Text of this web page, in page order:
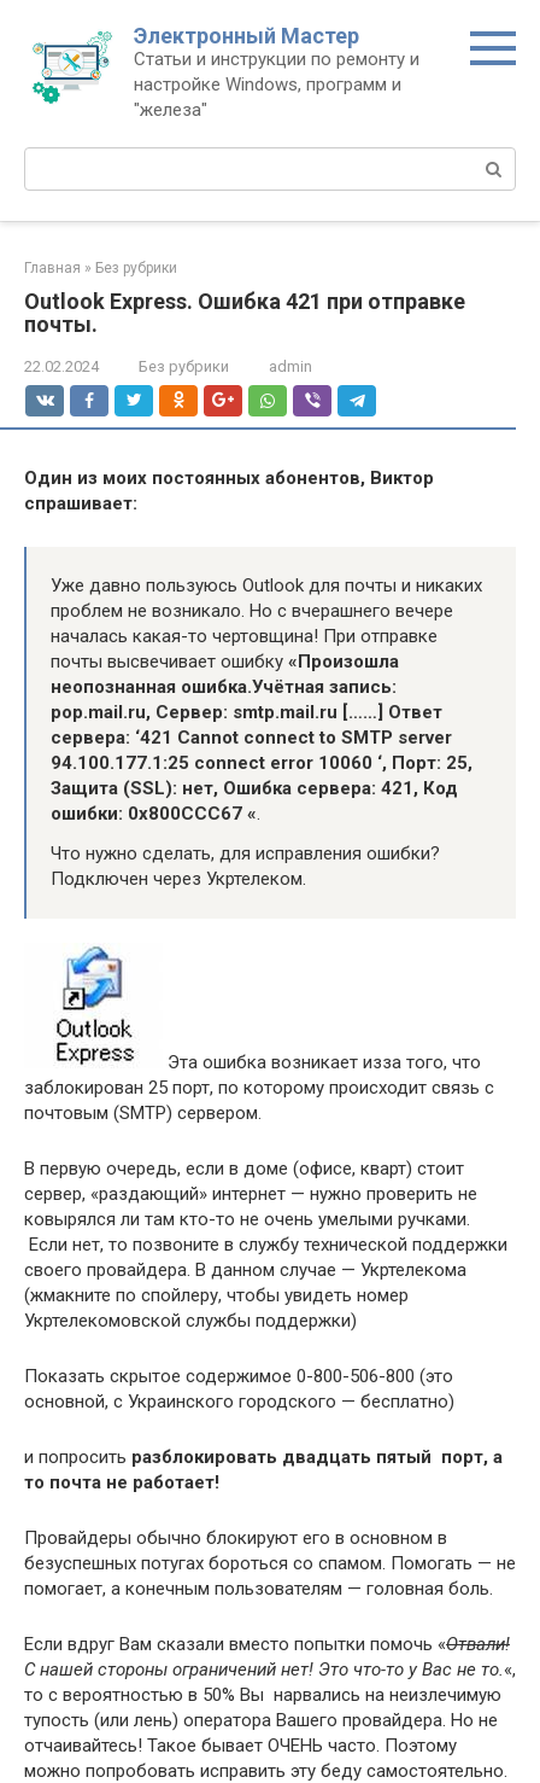
контенту
Электронный Мастер
Статьи и инструкции по ремонту и
настройке Windows, программ и
"железа"
Поиск:
Главная » Без рубрики
Outlook Express. Ошибка 421 при отправке
почты.
22.02.2024 Без рубрики admin
Один из моих постоянных абонентов, Виктор
спрашивает:
Уже давно пользуюсь Outlook для почты и никаких
проблем не возникало. Но с вчерашнего вечере
началась какая-то чертовщина! При отправке
почты высвечивает ошибку «Произошла
неопознанная ошибка.Учётная запись:
pop.mail.ru, Сервер: smtp.mail.ru [……] Ответ
сервера: ‘421 Cannot connect to SMTP server
94.100.177.1:25 connect error 10060 ‘, Порт: 25,
Защита (SSL): нет, Ошибка сервера: 421, Код
ошибки: 0x800ССС67 «.
Что нужно сделать, для исправления ошибки?
Подключен через Укртелеком.
Эта ошибка возникает изза того, что
заблокирован 25 порт, по которому происходит связь с
почтовым (SMTP) сервером.
В первую очередь, если в доме (офисе, кварт) стоит
сервер, «раздающий» интернет — нужно проверить не
ковырялся ли там кто-то не очень умелыми ручками.
Если нет, то позвоните в службу технической поддержки
своего провайдера. В данном случае — Укртелекома
(жмакните по спойлеру, чтобы увидеть номер
Укртелекомовской службы поддержки)
Показать скрытое содержимое 0-800-506-800 (это
основной, с Украинского городского — бесплатно)
и попросить разблокировать двадцать пятый порт, а
то почта не работает!
Провайдеры обычно блокируют его в основном в
безуспешных потугах бороться со спамом. Помогать — не
помогает, а конечным пользователям — головная боль.
Если вдруг Вам сказали вместо попытки помочь «Отвали!
С нашей стороны ограничений нет! Это что-то у Вас не то.«,
то с вероятностью в 50% Вы нарвались на неизлечимую
тупость (или лень) оператора Вашего провайдера. Но не
отчаивайтесь! Такое бывает ОЧЕНЬ часто. Поэтому
можно попробовать исправить эту беду самостоятельно.